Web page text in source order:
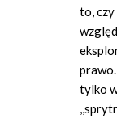
to,
tylko